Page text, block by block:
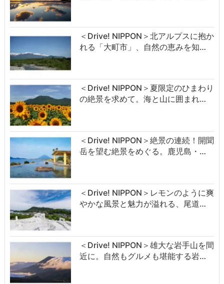
＜Drive! NIPPON＞北アルプスに抱か
れる「大町市」、自然の恵みを知…
＜Drive! NIPPON＞夏限定のひまわり
の絶景を求めて。海と山に囲まれ…
＜Drive! NIPPON＞絶景の連続！開聞
岳を望む絶景をめぐる。鹿児島・…
＜Drive! NIPPON＞レモンのように爽
やかな風景と魅力が溢れる、尾道…
＜Drive! NIPPON＞雄大な岩手山を間
近に。自然もグルメも堪能する岩…